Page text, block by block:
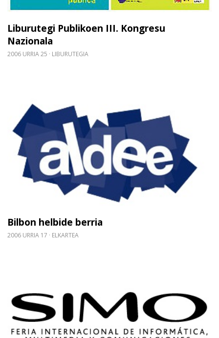
Liburutegi Publikoen III. Kongresu
Nazionala
2006 URRIA 25 LIBURUTEGIA
Bilbon helbide berria
2006 URRIA 17 ELKARTEA